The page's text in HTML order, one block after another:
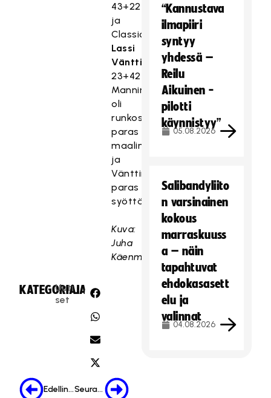
43+22=65
ja
Classicin
Lassi
Vänttisen
23+42=65.
Manninen
oli
runkosarjan
paras
maalintekijä
ja
Vänttinen
paras
syöttäjä.
Kuva:
Juha
Käenmäki
KATEGORIA:
Uuti
set
JAA:
Edellinen Seuraava
“Kannustava
ilmapiiri
syntyy
yhdessä –
Reilu
Aikuinen -
pilotti
käynnistyy”
05.08.2026
Salibandyliito
n varsinainen
kokous
marraskuuss
a – näin
tapahtuvat
ehdokasasett
elu ja
valinnat
04.08.2026